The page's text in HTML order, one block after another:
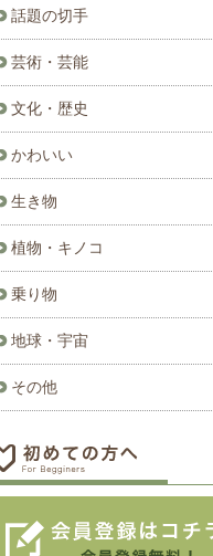
話題の切手
芸術・芸能
文化・歴史
かわいい
生き物
植物・キノコ
乗り物
地球・宇宙
その他